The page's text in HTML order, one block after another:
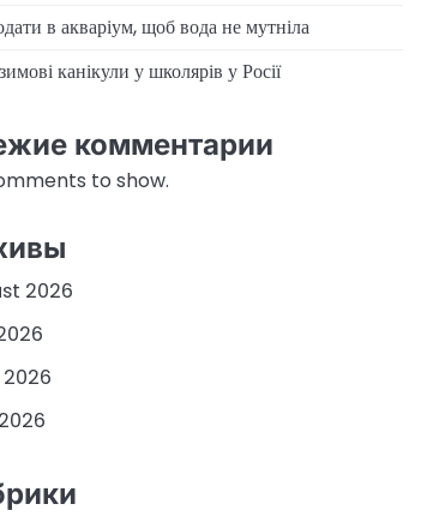
в акваріум, щоб вода не мутніла
канікули у школярів у Росії
комментарии
to show.
2026